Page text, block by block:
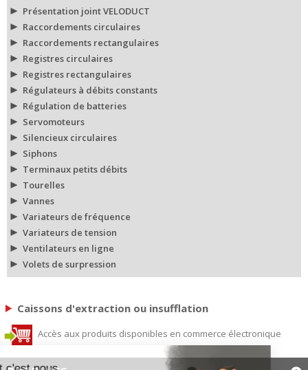
Présentation joint VELODUCT
Raccordements circulaires
Raccordements rectangulaires
Registres circulaires
Registres rectangulaires
Régulateurs à débits constants
Régulation de batteries
Servomoteurs
Silencieux circulaires
Siphons
Terminaux petits débits
Tourelles
Vannes
Variateurs de fréquence
Variateurs de tension
Ventilateurs en ligne
Volets de surpression
Caissons d'extraction ou insufflation
Accès aux produits disponibles en commerce électronique